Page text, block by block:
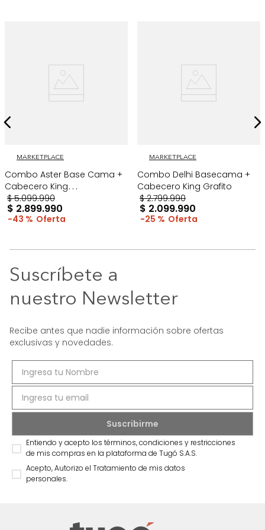
MARKETPLACE
Combo Aster Base Cama +
Cabecero King
Taupe/Madera
$ 5.099.990
$ 2.899.990
43 %
MARKETPLACE
Combo Delhi Basecama +
Cabecero King Grafito
$ 2.799.990
$ 2.099.990
25 %
Suscríbete a
nuestro Newsletter
Recibe antes que nadie información sobre ofertas
exclusivas y novedades.
Entiendo y acepto los términos, condiciones y restricciones
de mis compras en la plataforma de Tugó S.A.S.
Acepto, Autorizo el Tratamiento de mis datos
personales.